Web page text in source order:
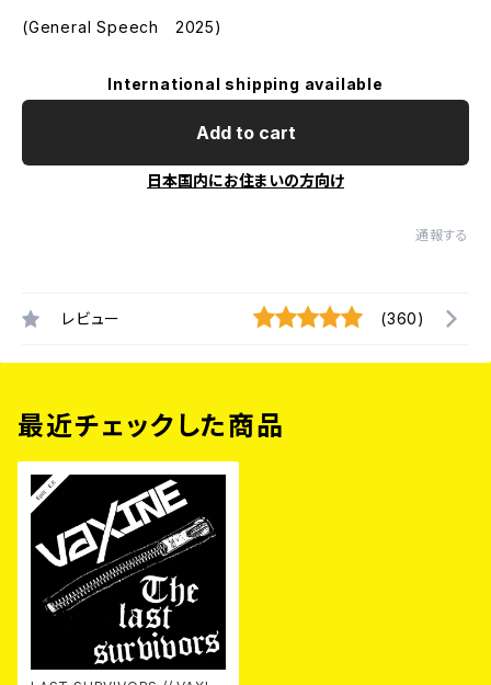
(General Speech 2025)
International shipping available
Add to cart
日本国内にお住まいの方向け
通報する
レビュー (360)
最近チェックした商品